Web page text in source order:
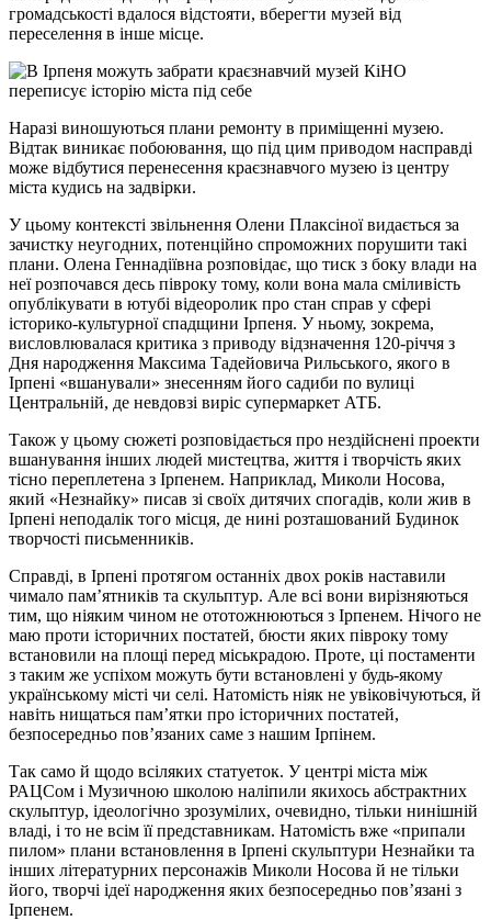
громадськості вдалося відстояти, вберегти музей від
переселення в інше місце.
Наразі виношуються плани ремонту в приміщенні музею.
Відтак виникає побоювання, що під цим приводом насправді
може відбутися перенесення краєзнавчого музею із центру
міста кудись на задвірки.
У цьому контексті звільнення Олени Плаксіної видається за
зачистку неугодних, потенційно спроможних порушити такі
плани. Олена Геннадіївна розповідає, що тиск з боку влади на
неї розпочався десь півроку тому, коли вона мала сміливість
опублікувати в ютубі відеоролик про стан справ у сфері
історико-культурної спадщини Ірпеня. У ньому, зокрема,
висловлювалася критика з приводу відзначення 120-річчя з
Дня народження Максима Тадейовича Рильського, якого в
Ірпені «вшанували» знесенням його садиби по вулиці
Центральній, де невдовзі виріс супермаркет АТБ.
Також у цьому сюжеті розповідається про нездійснені проекти
вшанування інших людей мистецтва, життя і творчість яких
тісно переплетена з Ірпенем. Наприклад, Миколи Носова,
який «Незнайку» писав зі своїх дитячих спогадів, коли жив в
Ірпені неподалік того місця, де нині розташований Будинок
творчості письменників.
Справді, в Ірпені протягом останніх двох років наставили
чимало пам’ятників та скульптур. Але всі вони вирізняються
тим, що ніяким чином не ототожнюються з Ірпенем. Нічого не
маю проти історичних постатей, бюсти яких півроку тому
встановили на площі перед міськрадою. Проте, ці постаменти
з таким же успіхом можуть бути встановлені у будь-якому
українському місті чи селі. Натомість ніяк не увіковічуються, й
навіть нищаться пам’ятки про історичних постатей,
безпосередньо пов’язаних саме з нашим Ірпінем.
Так само й щодо всіляких статуеток. У центрі міста між
РАЦСом і Музичною школою наліпили якихось абстрактних
скульптур, ідеологічно зрозумілих, очевидно, тільки нинішній
владі, і то не всім її представникам. Натомість вже «припали
пилом» плани встановлення в Ірпені скульптури Незнайки та
інших літературних персонажів Миколи Носова й не тільки
його, творчі ідеї народження яких безпосередньо пов’язані з
Ірпенем.